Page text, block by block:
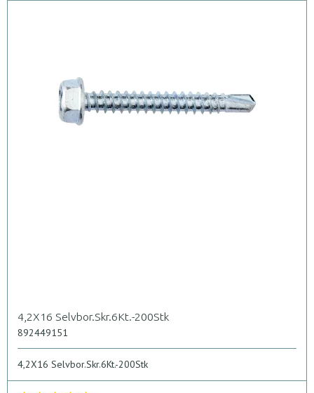
4,2X16 Selvbor.Skr.6Kt.-200Stk
892449151
4,2X16 Selvbor.Skr.6Kt.-200Stk